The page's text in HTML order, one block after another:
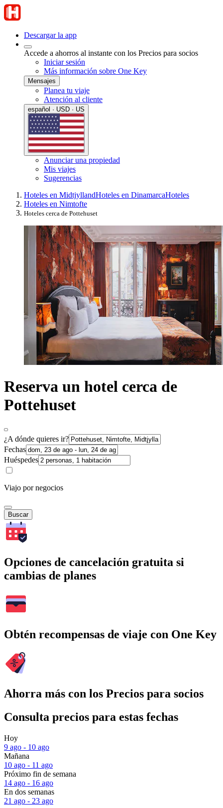
Descargar la app
Accede a ahorros al instante con los Precios para socios
Iniciar sesión
Más información sobre One Key
Mensajes
Planea tu viaje
Atención al cliente
español · USD · US
Anunciar una propiedad
Mis viajes
Sugerencias
Hoteles en MidtjyllandHoteles en DinamarcaHoteles
Hoteles en Nimtofte
Hoteles cerca de Pottehuset
Reserva un hotel cerca de
Pottehuset
¿A dónde quieres ir?
Fechas
Huéspedes
Viajo por negocios
Buscar
Opciones de cancelación gratuita si
cambias de planes
Obtén recompensas de viaje con One Key
Ahorra más con los Precios para socios
Consulta precios para estas fechas
Hoy
9 ago - 10 ago
Mañana
10 ago - 11 ago
Próximo fin de semana
14 ago - 16 ago
En dos semanas
21 ago - 23 ago